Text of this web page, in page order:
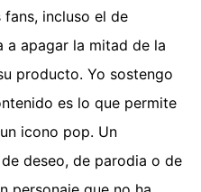
incluso el de
apagar la mitad de la
producto. Yo sostengo
es lo que permite
icono pop. Un
deseo, de parodia o de